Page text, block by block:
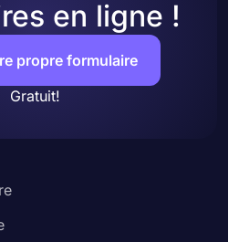
en ligne !
propre formulaire
Gratuit!